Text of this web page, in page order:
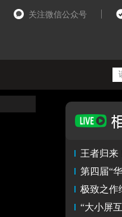
关注微信公众号
王者归来！华为单周
第四届“华为影像·
极致之作缔造传奇
“大小屏互联”体验